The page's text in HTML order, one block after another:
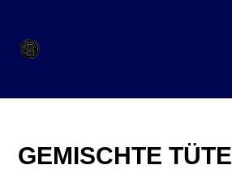
GEMISCHTE TÜTE